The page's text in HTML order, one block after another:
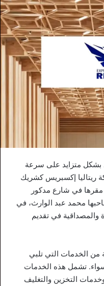
بشكل متزايد على سرعة
ريتاليا إكسبريس كشريك
في شارع مدكور
محمد عبد الوارث، في
والمصداقية في تقديم
من الخدمات التي تلبي
تشمل هذه الخدمات
التخزين والتغليف